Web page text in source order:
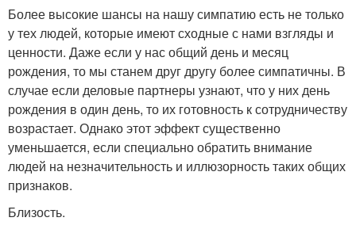
Более высокие шансы на нашу симпатию есть не только
у тех людей, которые имеют сходные с нами взгляды и
ценности. Даже если у нас общий день и месяц
рождения, то мы станем друг другу более симпатичны. В
случае если деловые партнеры узнают, что у них день
рождения в один день, то их готовность к сотрудничеству
возрастает. Однако этот эффект существенно
уменьшается, если специально обратить внимание
людей на незначительность и иллюзорность таких общих
признаков.
Близость.